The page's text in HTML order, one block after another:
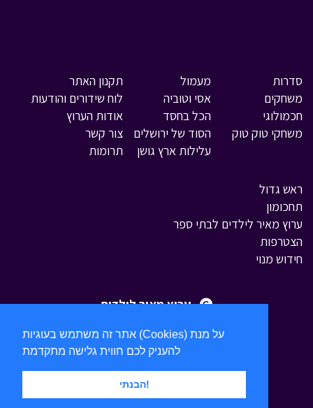
אתר זה משתמש בעוגיות (Cookies) על מנת
הבנתי!
סדרות
משחקים
חכמולוגי
משחקי טוק טוק
מעמול
אסי וטוביה
הכל בחסד
הסוד של ירושלים
עלילות ארץ גושן
ראש גדול
תחכומון
ערוץ מאיר לילדים לבתי ספר
הצטרפות
חידוש מנוי
תקנון האתר
לוח שידורים והודעות
אודות הערוץ
צור קשר
תרומות
ערוץ מאיר לילדים